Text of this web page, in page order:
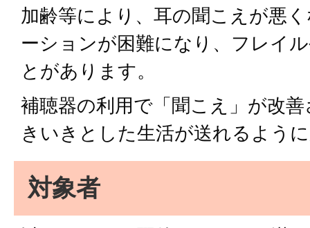
加齢等により、耳の聞こえが悪
ーションが困難になり、フレイ
とがあります。
補聴器の利用で「聞こえ」が改
きいきとした生活が送れるよう
対象者